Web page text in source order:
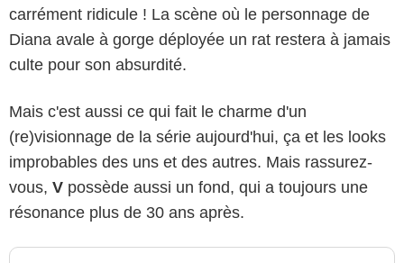
carrément ridicule ! La scène où le personnage de
Diana avale à gorge déployée un rat restera à jamais
culte pour son absurdité.
Mais c'est aussi ce qui fait le charme d'un
(re)visionnage de la série aujourd'hui, ça et les looks
improbables des uns et des autres. Mais rassurez-
vous, V possède aussi un fond, qui a toujours une
résonance plus de 30 ans après.